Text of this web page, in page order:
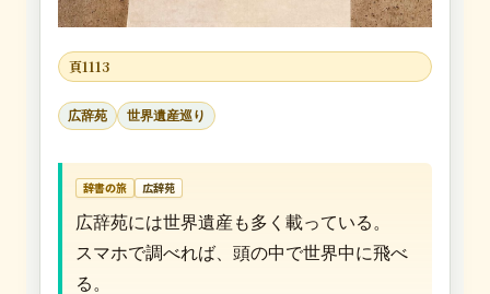
頁1113
広辞苑 世界遺産巡り
辞書の旅 広辞苑
広辞苑には世界遺産も多く載っている。
スマホで調べれば、頭の中で世界中に飛べ
る。